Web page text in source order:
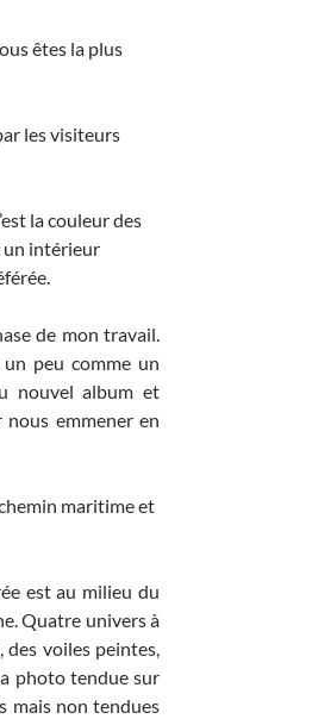
êtes la plus
les visiteurs
la couleur des
un intérieur
de mon travail.
peu comme un
nouvel album et
emmener en
chemin maritime et
est au milieu du
Quatre univers à
des voiles peintes,
photo tendue sur
mais non tendues